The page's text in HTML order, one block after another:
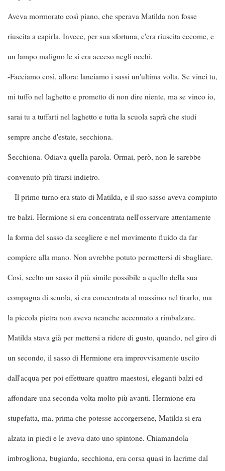
Aveva mormorato così piano, che sperava Matilda non fosse
riuscita a capirla. Invece, per sua sfortuna, c'era riuscita eccome, e
un lampo maligno le si era acceso negli occhi.
-Facciamo così, allora: lanciamo i sassi un'ultima volta. Se vinci tu,
mi tuffo nel laghetto e prometto di non dire niente, ma se vinco io,
sarai tu a tuffarti nel laghetto e tutta la scuola saprà che studi
sempre anche d'estate, secchiona.
Secchiona. Odiava quella parola. Ormai, però, non le sarebbe
convenuto più tirarsi indietro.
Il primo turno era stato di Matilda, e il suo sasso aveva compiuto
tre balzi. Hermione si era concentrata nell'osservare attentamente
la forma del sasso da scegliere e nel movimento fluido da far
compiere alla mano. Non avrebbe potuto permettersi di sbagliare.
Così, scelto un sasso il più simile possibile a quello della sua
compagna di scuola, si era concentrata al massimo nel tirarlo, ma
la piccola pietra non aveva neanche accennato a rimbalzare.
Matilda stava già per mettersi a ridere di gusto, quando, nel giro di
un secondo, il sasso di Hermione era improvvisamente uscito
dall'acqua per poi effettuare quattro maestosi, eleganti balzi ed
affondare una seconda volta molto più avanti. Hermione era
stupefatta, ma, prima che potesse accorgersene, Matilda si era
alzata in piedi e le aveva dato uno spintone. Chiamandola
imbrogliona, bugiarda, secchiona, era corsa quasi in lacrime dal